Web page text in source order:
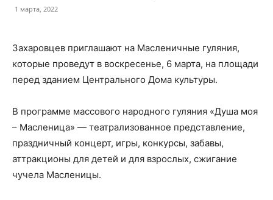
1 марта, 2022
Захаровцев приглашают на Масленичные гуляния,
которые проведут в воскресенье, 6 марта, на площади
перед зданием Центрального Дома культуры.
В программе массового народного гуляния «Душа моя
– Масленица» — театрализованное представление,
праздничный концерт, игры, конкурсы, забавы,
аттракционы для детей и для взрослых, сжигание
чучела Масленицы.